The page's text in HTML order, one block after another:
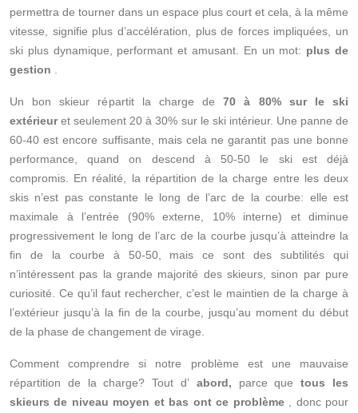
permettra de tourner dans un espace plus court et cela, à la même
vitesse, signifie plus d’accélération, plus de forces impliquées, un
ski plus dynamique, performant et amusant. En un mot: plus de
gestion
Un bon skieur répartit la charge de70 à 80% sur le ski
extérieuret seulement 20 à 30% sur le ski intérieur. Une panne de
60-40 est encore suffisante, mais cela ne garantit pas une bonne
performance, quand on descend à 50-50 le ski est déjà
compromis. En réalité, la répartition de la charge entre les deux
skis n’est pas constante le long de l’arc de la courbe: elle est
maximale à l’entrée (90% externe, 10% interne) et diminue
progressivement le long de l’arc de la courbe jusqu’à atteindre la
fin de la courbe à 50-50, mais ce sont des subtilités qui
n’intéressent pas la grande majorité des skieurs, sinon par pure
curiosité. Ce qu’il faut rechercher, c’est le maintien de la charge à
l’extérieur jusqu’à la fin de la courbe, jusqu’au moment du début
de la phase de changement de virage.
Comment comprendre si notre problème est une mauvaise
répartition de la charge? Tout d’ abord, parce quetous les
skieurs de niveau moyen et bas ont ce problème, donc pour